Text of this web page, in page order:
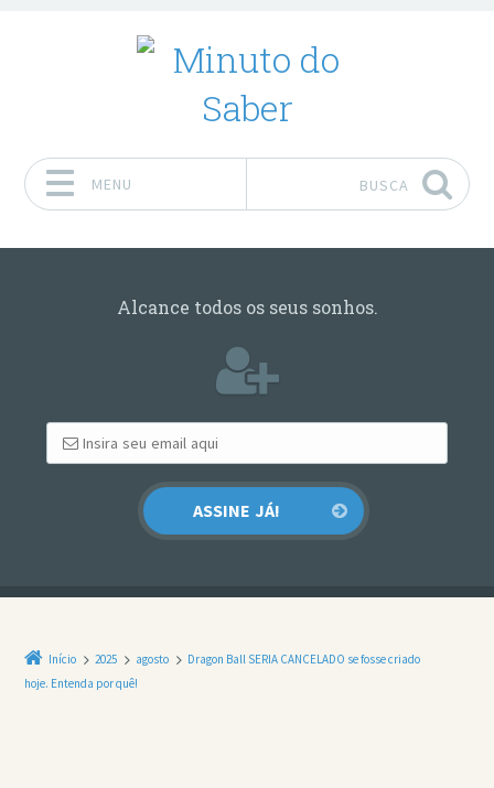
MENU BUSCA
Alcance todos os seus sonhos.
Início 2025 agosto
Dragon Ball SERIA CANCELADO se fosse criado
hoje. Entenda por quê!